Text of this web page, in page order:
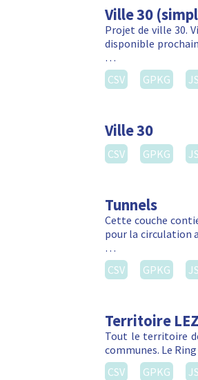
Ville 30
Projet de ville 30.
disponible
…
CSV
GPKG
Ville 30
CSV GPKG
Tunnels
Cette couche
pour la circulation
…
CSV
GPKG
Territoire LEZ
Tout le territoire
communes. Le
CSV
GPKG